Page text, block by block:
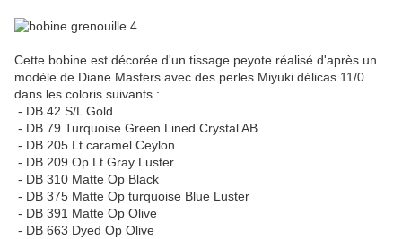
Cette bobine est décorée d'un tissage peyote réalisé d'après un
modèle de Diane Masters avec des perles Miyuki délicas 11/0
dans les coloris suivants :
- DB 42 S/L Gold
- DB 79 Turquoise Green Lined Crystal AB
- DB 205 Lt caramel Ceylon
- DB 209 Op Lt Gray Luster
- DB 310 Matte Op Black
- DB 375 Matte Op turquoise Blue Luster
- DB 391 Matte Op Olive
- DB 663 Dyed Op Olive